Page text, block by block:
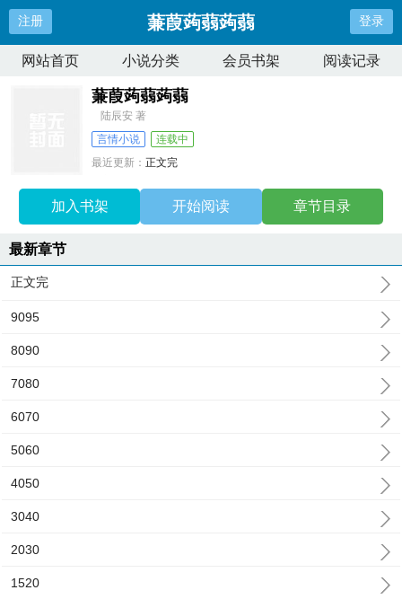
注册 蒹葭蒟蒻蒟蒻 登录
网站首页 小说分类 会员书架 阅读记录
蒹葭蒟蒻蒟蒻
陆辰安 著
言情小说
连载中
最近更新：正文完
加入书架 开始阅读 章节目录
最新章节
正文完
9095
8090
7080
6070
5060
4050
3040
2030
1520